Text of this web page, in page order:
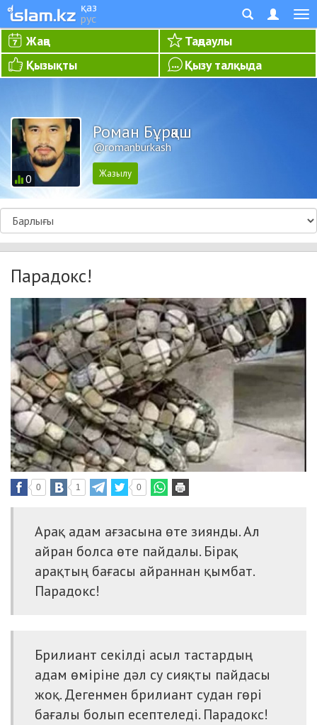
қаз
рус
Жаңа
Таңдаулы
Қызықты
Қызу талқыда
0
Роман Бұрқаш
@romanburkash
Парадокс!
0 1 0
Арақ адам ағзасына өте зиянды. Ал
айран болса өте пайдалы. Бірақ
арақтың бағасы айраннан қымбат.
Парадокс!
Брилиант секілді асыл тастардың
адам өміріне дәл су сияқты пайдасы
жоқ. Дегенмен брилиант судан гөрі
бағалы болып есептеледі. Парадокс!